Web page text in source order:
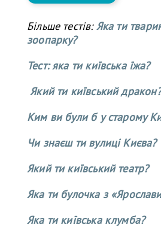
Більше тестів:Яка ти
зоопарку?
Тест: яка ти київська їжа?
Який ти київський дракон?
Ким ви були б у старому
Чи знаєш ти вулиці Києва?
Який ти київський театр?
Яка ти булочка з
Яка ти київська клумба?